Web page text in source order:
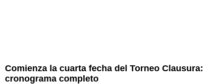
Comienza la cuarta fecha del Torneo Clausura:
cronograma completo